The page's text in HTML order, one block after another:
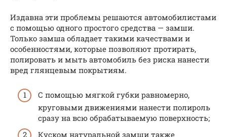
Издавна эти проблемы решаются автомобилистами
с помощью одного простого средства — замши.
Только замша обладает такими качествами и
особенностями, которые позволяют протирать,
полировать и мыть автомобиль без риска нанести
вред глянцевым покрытиям.
С помощью мягкой губки равномерно,
круговыми движениями нанести полироль
сразу на всю обрабатываемую поверхность;
Куском натуральной замши также